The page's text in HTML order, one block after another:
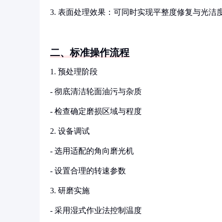
3. 表面处理效果：可同时实现平整度修复与光洁
二、标准操作流程
1. 预处理阶段
- 彻底清洁轮面油污与杂质
- 检查确定磨损区域与程度
2. 设备调试
- 选用适配的角向磨光机
- 设置合理的转速参数
3. 研磨实施
- 采用湿式作业法控制温度